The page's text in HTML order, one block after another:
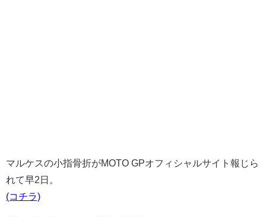
マルケスの小指骨折がMOTO GPオフィシャルサイト報じら
れて早2日。
(コチラ)